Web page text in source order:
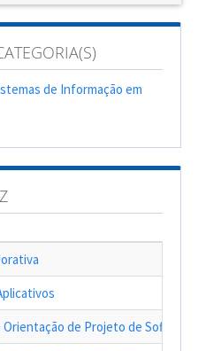
de Informação em
de Projeto de Software